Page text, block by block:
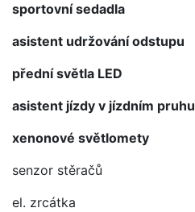
sportovní sedadla
asistent udržování odstupu
přední světla LED
asistent jízdy v jízdním pruhu
xenonové světlomety
senzor stěračů
el. zrcátka